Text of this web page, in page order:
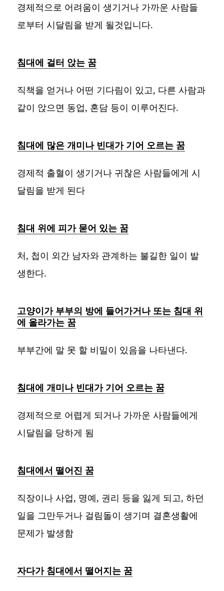
경제적으로 어려움이 생기거나 가까운 사람들
로부터 시달림을 받게 될것입니다.
침대에 걸터 앉는 꿈
직책을 얻거나 어떤 기다림이 있고, 다른 사람과
같이 앉으면 동업, 혼담 등이 이루어진다.
침대에 많은 개미나 빈대가 기어 오르는 꿈
경제적 출혈이 생기거나 귀찮은 사람들에게 시
달림을 받게 된다
침대 위에 피가 묻어 있는 꿈
처, 첩이 외간 남자와 관계하는 불길한 일이 발
생한다.
고양이가 부부의 방에 들어가거나 또는 침대 위
에 올라가는 꿈
부부간에 말 못 할 비밀이 있음을 나타낸다.
침대에 개미나 빈대가 기어 오르는 꿈
경제적으로 어렵게 되거나 가까운 사람들에게
시달림을 당하게 됨
침대에서 떨어진 꿈
직장이나 사업, 명예, 권리 등을 잃게 되고, 하던
일을 그만두거나 걸림돌이 생기며 결혼생활에
문제가 발생함
자다가 침대에서 떨어지는 꿈